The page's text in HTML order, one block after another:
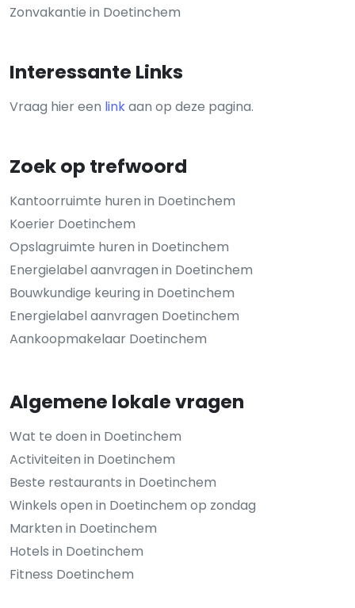
Zonvakantie in Doetinchem
Interessante Links
Vraag hier een linkaan op deze pagina.
Zoek op trefwoord
Kantoorruimte huren in Doetinchem
Koerier Doetinchem
Opslagruimte huren in Doetinchem
Energielabel aanvragen in Doetinchem
Bouwkundige keuring in Doetinchem
Energielabel aanvragen Doetinchem
Aankoopmakelaar Doetinchem
Algemene lokale vragen
Wat te doen in Doetinchem
Activiteiten in Doetinchem
Beste restaurants in Doetinchem
Winkels open in Doetinchem op zondag
Markten in Doetinchem
Hotels in Doetinchem
Fitness Doetinchem